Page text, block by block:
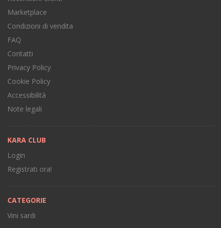
Marketplace
Condizioni di vendita
FAQ
Contatti
Privacy Policy
Cookie Policy
Accessibilità
Note legali
KARA CLUB
Login
Registrati ora!
CATEGORIE
Vini sardi